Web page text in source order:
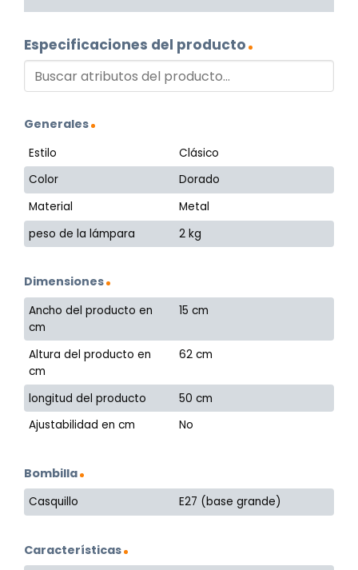
Especificaciones del producto
Generales
Estilo
Clásico
Color
Dorado
Material
Metal
peso de la lámpara
2 kg
Dimensiones
Ancho del producto en
cm
15 cm
Altura del producto en
cm
62 cm
longitud del producto
50 cm
Ajustabilidad en cm
No
Bombilla
Casquillo E27 (base grande)
Características